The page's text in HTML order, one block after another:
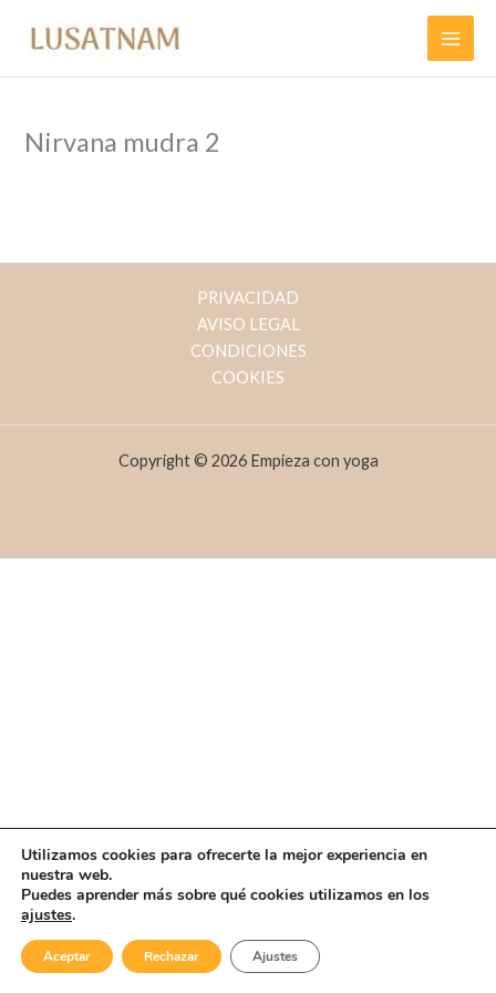
Nirvana mudra 2
PRIVACIDAD
AVISO LEGAL
CONDICIONES
COOKIES
Copyright © 2026 Empieza con yoga
Utilizamos cookies para ofrecerte la mejor experiencia en
nuestra web.
Puedes aprender más sobre qué cookies utilizamos en los
ajustes.
Aceptar Rechazar Ajustes